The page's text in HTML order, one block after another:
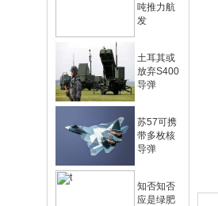
吨推力航
发
土耳其或
放弃S400
导弹
苏57可携
带多枚核
导弹
知否知否
应是绿肥